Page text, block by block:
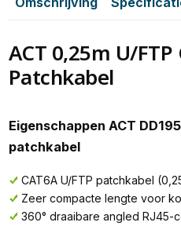
ACT 0,25m U/
Patchkabel
Eigenschappen ACT
patchkabel
CAT6A U/FTP patchkabel
Zeer compacte lengte voor
360° draaibare angled RJ45-